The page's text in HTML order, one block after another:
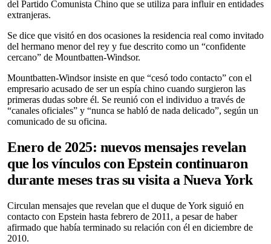
del Partido Comunista Chino que se utiliza para influir en entidades
extranjeras.
Se dice que visitó en dos ocasiones la residencia real como invitado
del hermano menor del rey y fue descrito como un “confidente
cercano” de Mountbatten-Windsor.
Mountbatten-Windsor insiste en que “cesó todo contacto” con el
empresario acusado de ser un espía chino cuando surgieron las
primeras dudas sobre él. Se reunió con el individuo a través de
“canales oficiales” y “nunca se habló de nada delicado”, según un
comunicado de su oficina.
Enero de 2025: nuevos mensajes revelan
que los vínculos con Epstein continuaron
durante meses tras su visita a Nueva York
Circulan mensajes que revelan que el duque de York siguió en
contacto con Epstein hasta febrero de 2011, a pesar de haber
afirmado que había terminado su relación con él en diciembre de
2010.